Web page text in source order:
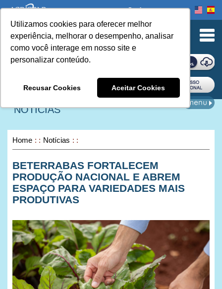
Utilizamos cookies para oferecer melhor
experiência, melhorar o desempenho, analisar
como você interage em nosso site e
personalizar conteúdo.
Recusar Cookies Aceitar Cookies
to Content
Onde comprar
ONDE COMPRAR
NOTÍCIAS
Home Notícias
BETERRABAS FORTALECEM
PRODUÇÃO NACIONAL E ABREM
ESPAÇO PARA VARIEDADES MAIS
PRODUTIVAS